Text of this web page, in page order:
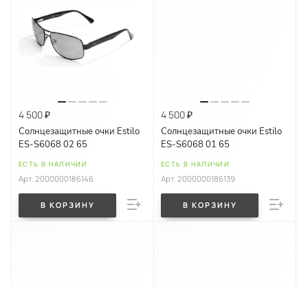
4 500 ₽
Солнцезащитные очки Estilo
ES-S6068 02 65
ЕСТЬ В НАЛИЧИИ
Арт. 2000000186146
В КОРЗИНУ
4 500 ₽
Солнцезащитные очки Estilo
ES-S6068 01 65
ЕСТЬ В НАЛИЧИИ
Арт. 2000000186139
В КОРЗИНУ